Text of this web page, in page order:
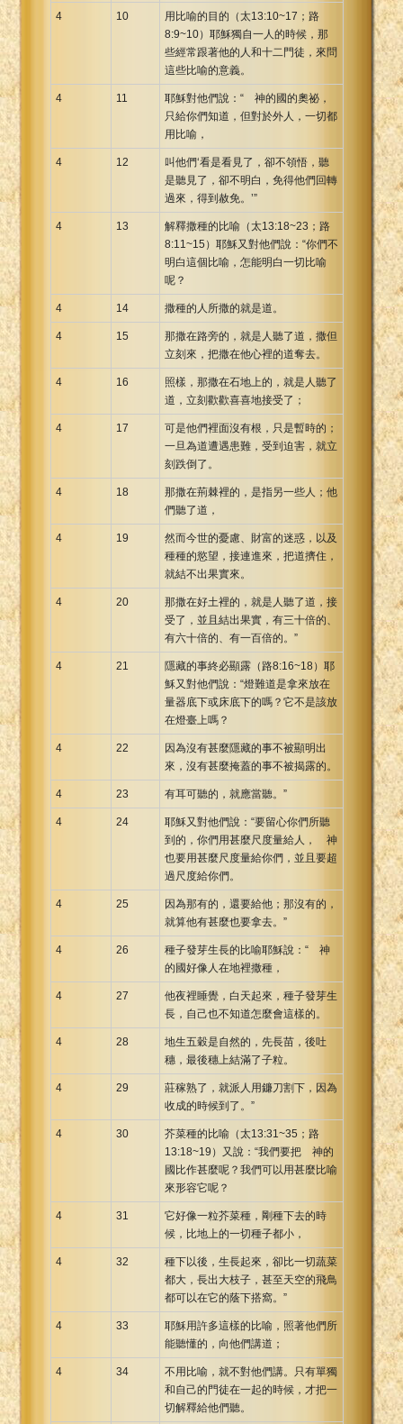
4 10
用比喻的目的（太13:10~17；路
8:9~10）耶穌獨自一人的時候，那
些經常跟著他的人和十二門徒，來問
這些比喻的意義。
4 11
耶穌對他們說：“ 神的國的奧祕，
只給你們知道，但對於外人，一切都
用比喻，
4 12
叫他們‘看是看見了，卻不領悟，聽
是聽見了，卻不明白，免得他們回轉
過來，得到赦免。’”
4 13
解釋撒種的比喻（太13:18~23；路
8:11~15）耶穌又對他們說：“你們不
明白這個比喻，怎能明白一切比喻
呢？
4 14 撒種的人所撒的就是道。
4 15
那撒在路旁的，就是人聽了道，撒但
立刻來，把撒在他心裡的道奪去。
4 16
照樣，那撒在石地上的，就是人聽了
道，立刻歡歡喜喜地接受了；
4 17
可是他們裡面沒有根，只是暫時的；
一旦為道遭遇患難，受到迫害，就立
刻跌倒了。
4 18
那撒在荊棘裡的，是指另一些人；他
們聽了道，
4 19
然而今世的憂慮、財富的迷惑，以及
種種的慾望，接連進來，把道擠住，
就結不出果實來。
4 20
那撒在好土裡的，就是人聽了道，接
受了，並且結出果實，有三十倍的、
有六十倍的、有一百倍的。”
4 21
隱藏的事終必顯露（路8:16~18）耶
穌又對他們說：“燈難道是拿來放在
量器底下或床底下的嗎？它不是該放
在燈臺上嗎？
4 22
因為沒有甚麼隱藏的事不被顯明出
來，沒有甚麼掩蓋的事不被揭露的。
4 23 有耳可聽的，就應當聽。”
4 24
耶穌又對他們說：“要留心你們所聽
到的，你們用甚麼尺度量給人， 神
也要用甚麼尺度量給你們，並且要超
過尺度給你們。
4 25
因為那有的，還要給他；那沒有的，
就算他有甚麼也要拿去。”
4 26
種子發芽生長的比喻耶穌說：“ 神
的國好像人在地裡撒種，
4 27
他夜裡睡覺，白天起來，種子發芽生
長，自己也不知道怎麼會這樣的。
4 28
地生五穀是自然的，先長苗，後吐
穗，最後穗上結滿了子粒。
4 29
莊稼熟了，就派人用鐮刀割下，因為
收成的時候到了。”
4 30
芥菜種的比喻（太13:31~35；路
13:18~19）又說：“我們要把 神的
國比作甚麼呢？我們可以用甚麼比喻
來形容它呢？
4 31
它好像一粒芥菜種，剛種下去的時
候，比地上的一切種子都小，
4 32
種下以後，生長起來，卻比一切蔬菜
都大，長出大枝子，甚至天空的飛鳥
都可以在它的蔭下搭窩。”
4 33
耶穌用許多這樣的比喻，照著他們所
能聽懂的，向他們講道；
4 34
不用比喻，就不對他們講。只有單獨
和自己的門徒在一起的時候，才把一
切解釋給他們聽。